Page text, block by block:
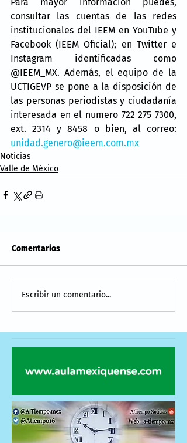
consultar las cuentas de las redes
institucionales del IEEM en YouTube y
Facebook (IEEM Oficial); en Twitter e
Instagram identificadas como
@IEEM_MX. Además, el equipo de la
UCTIGEVP se pone a la disposición de
las personas periodistas y ciudadanía
interesada en el numero 722 275 7300,
unidad.genero@ieem.com.mx
Noticias
Valle de México
Comentarios
Escribir un comentario...